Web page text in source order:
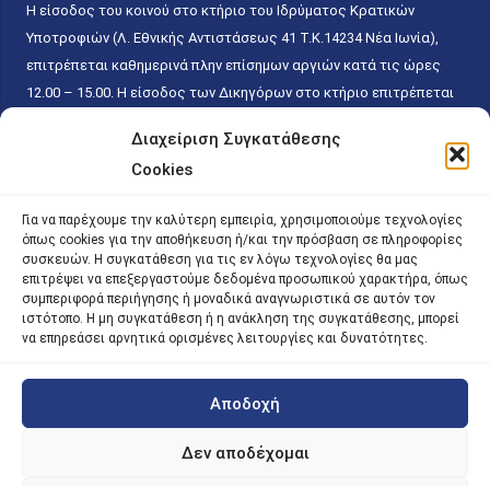
Διαχείριση Συγκατάθεσης
Cookies
Για να παρέχουμε την καλύτερη εμπειρία, χρησιμοποιούμε τεχνολογίες
όπως cookies για την αποθήκευση ή/και την πρόσβαση σε πληροφορίες
συσκευών. Η συγκατάθεση για τις εν λόγω τεχνολογίες θα μας
επιτρέψει να επεξεργαστούμε δεδομένα προσωπικού χαρακτήρα, όπως
συμπεριφορά περιήγησης ή μοναδικά αναγνωριστικά σε αυτόν τον
ιστότοπο. Η μη συγκατάθεση ή η ανάκληση της συγκατάθεσης, μπορεί
να επηρεάσει αρνητικά ορισμένες λειτουργίες και δυνατότητες.
Αποδοχή
Δεν αποδέχομαι
Η είσοδος του κοινού στο κτήριο του Ιδρύματος Κρατικών
Υποτροφιών (Λ. Εθνικής Αντιστάσεως 41 T.K.14234 Νέα Ιωνία),
επιτρέπεται καθημερινά πλην επίσημων αργιών κατά τις ώρες
12.00 – 15.00. Η είσοδος των Δικηγόρων στο κτήριο επιτρέπεται
κάθε εργάσιμη ημέρα και ώρα χωρίς κανέναν χρονικό ή άλλο
περιορισμό. Η είσοδος του κοινού ειδικά στο γραφείο του
15.00. Η εξυπηρέτηση του κοινού πραγματοποιείται βάσει των
παγίων ισχυουσών διατάξεων. Για την αποφυγή συνωστισμού
εντός του εσωτερικού χώρου εξυπηρέτησης και αναμονής του
κοινού, η εξυπηρέτησή του δύναται να πραγματοποιείται κατόπιν
προγραμματισμένου ραντεβού.
| iky.gr | All Rights Reserved
Designed and Developed by ACM Digital